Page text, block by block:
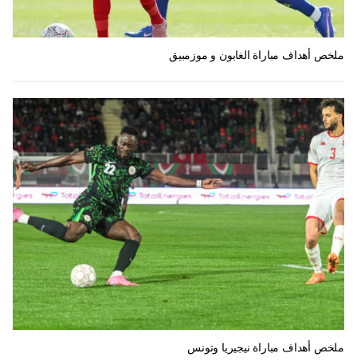
ملخص أهداف مباراة الغابون و موزمبيق
ملخص أهداف مباراة نيجيريا وتونس